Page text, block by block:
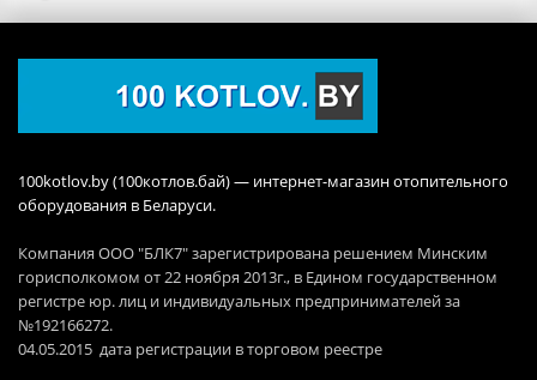
100kotlov.by (100котлов.бай) — интернет-магазин отопительного
оборудования в Беларуси.
Компания ООО "БЛК7" зарегистрирована решением Минским
горисполкомом от 22 ноября 2013г., в Едином государственном
регистре юр. лиц и индивидуальных предпринимателей за
№192166272.
04.05.2015 дата регистрации в торговом реестре